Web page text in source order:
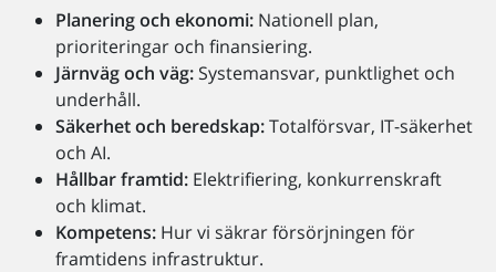
Planering och ekonomi:Nationell plan,
prioriteringar och finansiering.
Järnväg och väg:Systemansvar, punktlighet och
underhåll.
Säkerhet och beredskap:Totalförsvar, IT-säkerhet
och AI.
Hållbar framtid:Elektrifiering, konkurrenskraft
och klimat.
Kompetens:Hur vi säkrar försörjningen för
framtidens infrastruktur.